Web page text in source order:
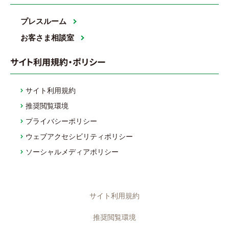
プレスルーム
お客さま相談室
サイト利用規約・ポリシー
サイト利用規約
推奨閲覧環境
プライバシーポリシー
ウェブアクセシビリティポリシー
ソーシャルメディアポリシー
サイト利用規約
推奨閲覧環境